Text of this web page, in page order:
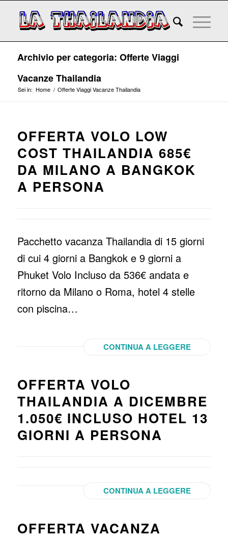
Archivio per categoria: Offerte Viaggi
Vacanze Thailandia
Sei in: Home / Offerte Viaggi Vacanze Thailandia
OFFERTA VOLO LOW
COST THAILANDIA 685€
DA MILANO A BANGKOK
A PERSONA
Pacchetto vacanza Thailandia di 15 giorni
di cui 4 giorni a Bangkok e 9 giorni a
Phuket Volo Incluso da 536€ andata e
ritorno da Milano o Roma, hotel 4 stelle
con piscina…
CONTINUA A LEGGERE
OFFERTA VOLO
THAILANDIA A DICEMBRE
1.050€ INCLUSO HOTEL 13
GIORNI A PERSONA
CONTINUA A LEGGERE
OFFERTA VACANZA